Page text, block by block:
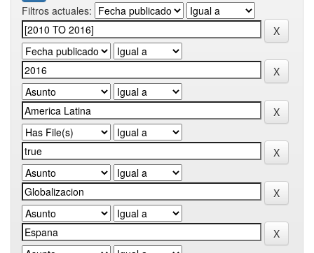
Filtros actuales: